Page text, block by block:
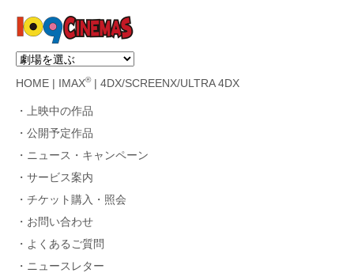
HOME | IMAX®| 4DX/SCREENX/ULTRA 4DX
上映中の作品
公開予定作品
ニュース・キャンペーン
サービス案内
チケット購入・照会
お問い合わせ
よくあるご質問
ニュースレター